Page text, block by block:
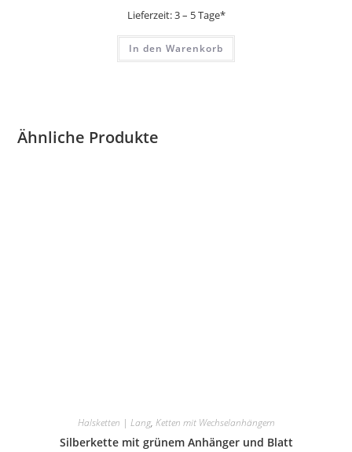
Lieferzeit:3 – 5 Tage*
In den Warenkorb
Ähnliche Produkte
Halsketten | Lang, Ketten mit Wechselanhängern
Silberkette mit grünem Anhänger und Blatt